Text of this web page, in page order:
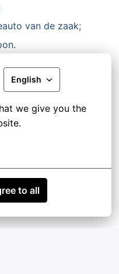
English
we give you the
to all
van de zaak;
het spoor?
Pruijtvia06 34 74
.